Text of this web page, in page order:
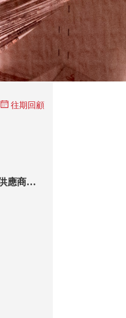
往期回顧
應商清